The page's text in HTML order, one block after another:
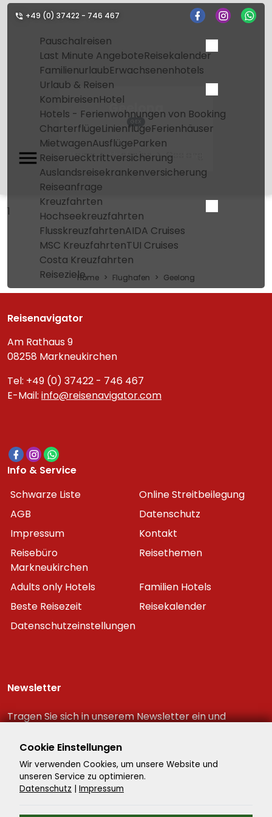
+49 (0) 37422 - 746 467
Pauschalreisen
Last Minute AngeboteReisekalender
FamilienurlaubErwachsenenhotels
Urlaub & Reisen
KombireisenHotel
Hotels - Ferienwohnungen von Booking
CharterflügeLinienflügeFerienhäuser
MietwagenAusflügeParken
Reiseruecktrittversicherung
Auslandsreisekrankenversicherung
Reiseanfrage
Kreuzfahrten
Hochseekreuzfahrten
FlusskreuzfahrtenAIDA Cruises
MSC KreuzfahrtenTUI Cruises
Costa Kreuzfahrten
Reiseziele
Geelong
GEX
Home Flughafen Geelong
1
Home Flughafen Geelong
Reisenavigator
Am Rathaus 9
08258 Markneukirchen
Tel: +49 (0) 37422 - 746 467
E-Mail: info@reisenavigator.com
Info & Service
Schwarze Liste
Online Streitbeilegung
AGB
Datenschutz
Impressum
Kontakt
Reisebüro
Markneukirchen
Reisethemen
Adults only Hotels
Familien Hotels
Beste Reisezeit
Reisekalender
Datenschutzeinstellungen
Newsletter
Tragen Sie sich in unserem Newsletter ein und
Reiseschnäppchen!
Cookie Einstellungen
Wir verwenden Cookies, um unsere Website und
unseren Service zu optimieren.
Datenschutz | Impressum